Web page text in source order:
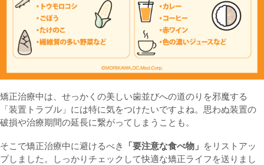
矯正治療中は、せっかくの美しい歯並びへの道のりを邪魔する
「装置トラブル」には特に気をつけたいですよね。思わぬ装置の
破損や治療期間の延長に繋がってしまうことも。
そこで矯正治療中に避けるべき 「要注意な食べ物」 をリストアッ
プしました。しっかりチェックして快適な矯正ライフを送りまし